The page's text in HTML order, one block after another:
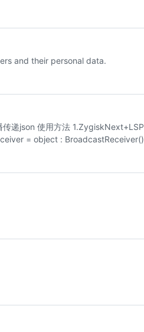
and their personal data.
递json 使用方法
= object :